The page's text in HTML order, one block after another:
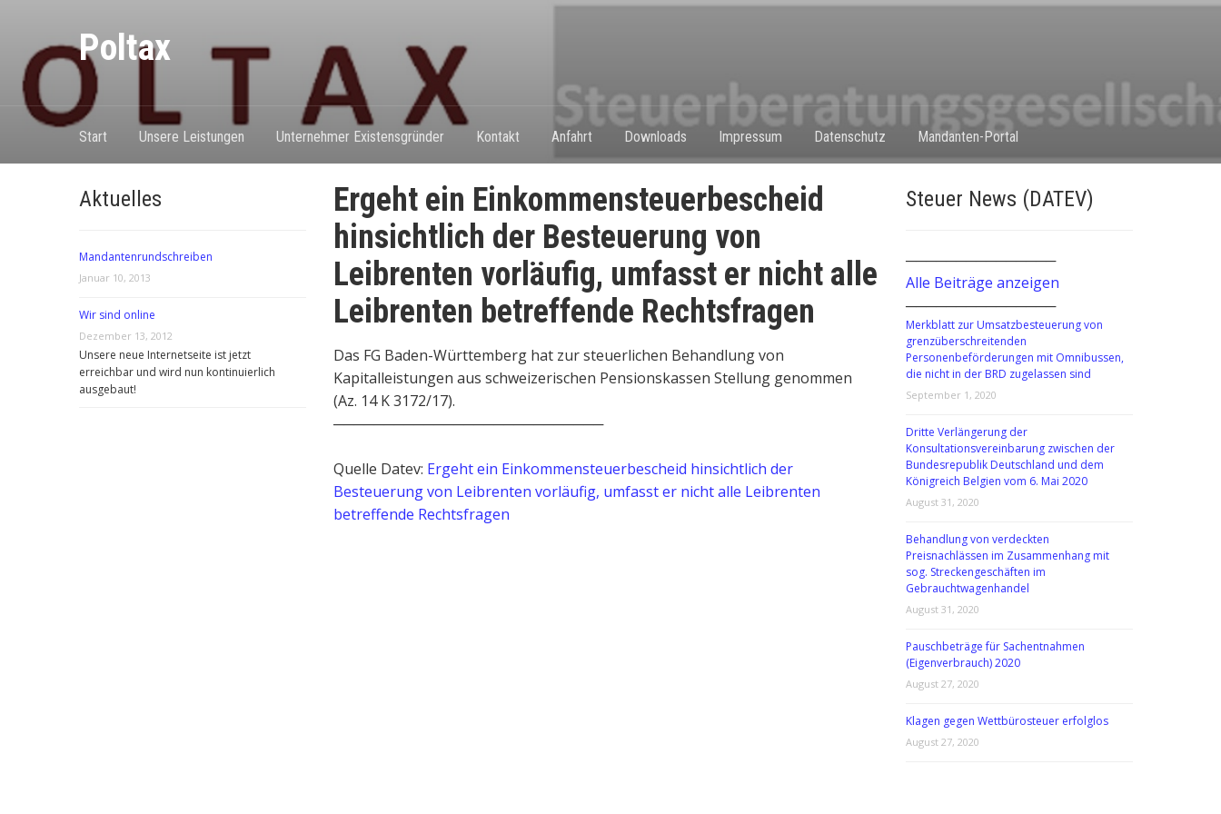
Poltax
Start Unsere Leistungen Unternehmer Existensgründer Kontakt Anfahrt Downloads Impressum Datenschutz Mandanten-Portal
Aktuelles
Mandantenrundschreiben
Januar 10, 2013
Wir sind online
Dezember 13, 2012
Unsere neue Internetseite ist jetzt
erreichbar und wird nun kontinuierlich
ausgebaut!
Ergeht ein Einkommensteuerbescheid
hinsichtlich der Besteuerung von
Leibrenten vorläufig, umfasst er nicht alle
Leibrenten betreffende Rechtsfragen
Das FG Baden-Württemberg hat zur steuerlichen Behandlung von
Kapitalleistungen aus schweizerischen Pensionskassen Stellung genommen
(Az. 14 K 3172/17).
───────────────────────────
Quelle Datev: Ergeht ein Einkommensteuerbescheid hinsichtlich der
Besteuerung von Leibrenten vorläufig, umfasst er nicht alle Leibrenten
betreffende Rechtsfragen
Steuer News (DATEV)
───────────────
Alle Beiträge anzeigen
───────────────
Merkblatt zur Umsatzbesteuerung von
grenzüberschreitenden
Personenbeförderungen mit Omnibussen,
die nicht in der BRD zugelassen sind
September 1, 2020
Dritte Verlängerung der
Konsultationsvereinbarung zwischen der
Bundesrepublik Deutschland und dem
Königreich Belgien vom 6. Mai 2020
August 31, 2020
Behandlung von verdeckten
Preisnachlässen im Zusammenhang mit
sog. Streckengeschäften im
Gebrauchtwagenhandel
August 31, 2020
Pauschbeträge für Sachentnahmen
(Eigenverbrauch) 2020
August 27, 2020
Klagen gegen Wettbürosteuer erfolglos
August 27, 2020